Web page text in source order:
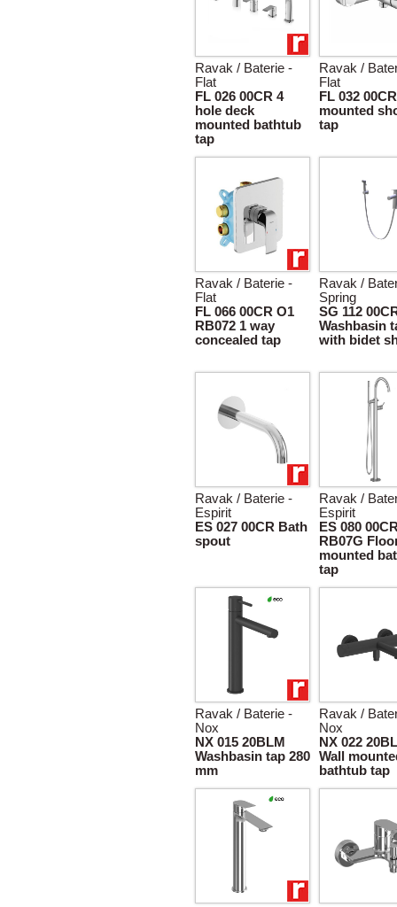
Ravak / Baterie -
Flat
FL 026 00CR 4
hole deck
mounted bathtub
tap
Ravak /
Flat
FL 032
mounted
tap
Ravak / Baterie -
Flat
FL 066 00CR O1
RB072 1 way
concealed tap
Ravak /
Spring
SG 112
Washbasin
with bidet
Ravak / Baterie -
Espirit
ES 027 00CR Bath
spout
Ravak /
Espirit
ES 080
RB07G
mounted
tap
Ravak / Baterie -
Nox
NX 015 20BLM
Washbasin tap 280
mm
Ravak /
Nox
NX 022
Wall
bathtub tap